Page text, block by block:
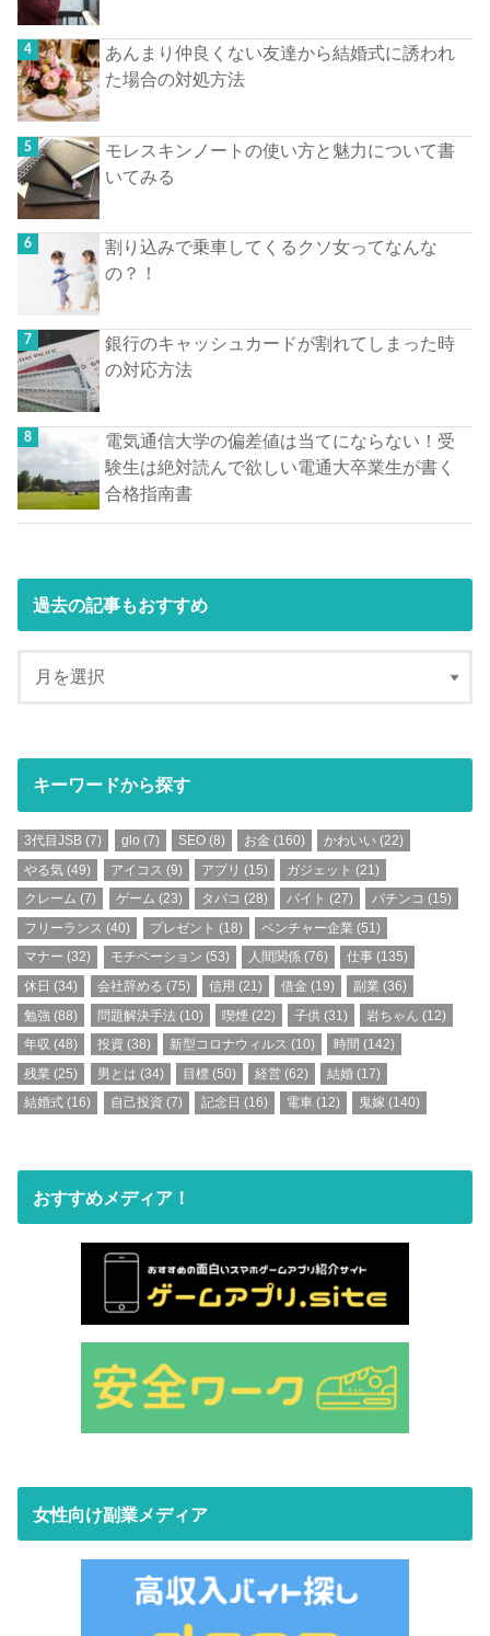
あんまり仲良くない友達から結婚式に誘われ
た場合の対処方法
モレスキンノートの使い方と魅力について書
いてみる
割り込みで乗車してくるクソ女ってなんな
の？！
銀行のキャッシュカードが割れてしまった時
の対応方法
電気通信大学の偏差値は当てにならない！受
験生は絶対読んで欲しい電通大卒業生が書く
合格指南書
過去の記事もおすすめ
キーワードから探す
3代目JSB (7) glo (7) SEO(8) お金 (160) かわいい (22)
やる気 (49) アイコス (9) アプリ (15) ガジェット (21)
クレーム (7) ゲーム (23) タバコ (28) バイト (27) パチンコ (15)
フリーランス (40) プレゼント (18) ベンチャー企業 (51)
マナー (32) モチベーション (53) 人間関係(76) 仕事 (135)
休日 (34) 会社辞める (75) 信用 (21) 借金 (19) 副業 (36)
勉強 (88) 問題解決手法 (10) 喫煙 (22) 子供 (31) 岩ちゃん (12)
年収 (48) 投資 (38) 新型コロナウィルス (10) 時間 (142)
残業 (25) 男とは (34) 目標(50) 経営 (62) 結婚 (17)
結婚式 (16) 自己投資 (7) 記念日 (16) 電車 (12) 鬼嫁 (140)
おすすめメディア！
女性向け副業メディア